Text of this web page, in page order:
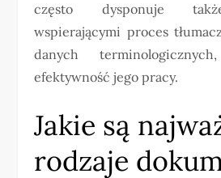
często dysponuje
wspierającymi proces
danych
efektywność jego pracy.
Jakie są
rodzaje